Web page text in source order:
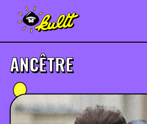
MUSIQUE
ANCÊTRE